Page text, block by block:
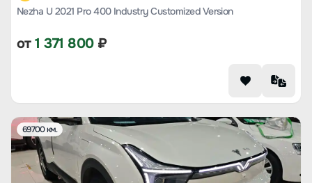
Nezha U 2021 Pro 400 Industry Customized Version
от1 371 800₽
69700 км.